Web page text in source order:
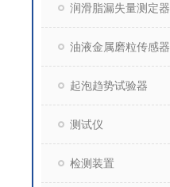
润滑脂漏失量测定器
油液金属磨粒传感器
起泡趋势试验器
测试仪
检测装置